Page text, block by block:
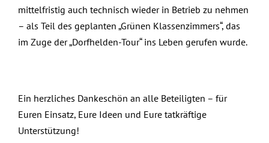
mittelfristig auch technisch wieder in Betrieb zu nehmen
– als Teil des geplanten „Grünen Klassenzimmers“, das
im Zuge der „Dorfhelden-Tour“ ins Leben gerufen wurde.
Ein herzliches Dankeschön an alle Beteiligten – für
Euren Einsatz, Eure Ideen und Eure tatkräftige
Unterstützung!